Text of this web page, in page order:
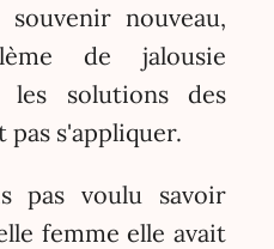
nouveau,
de jalousie
les solutions des
s'appliquer.
pas voulu savoir
femme elle avait